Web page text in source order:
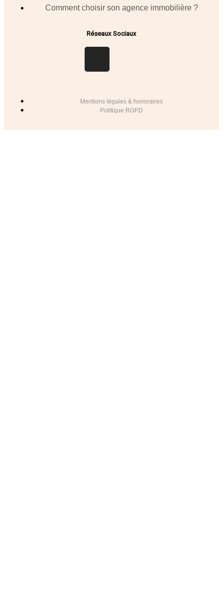
Comment choisir son agence immobilière ?
Réseaux Sociaux
Mentions légales & honoraires
Politique RGPD